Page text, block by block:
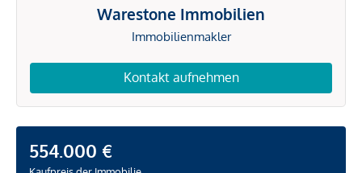
Warestone Immobilien
Immobilienmakler
Kontakt aufnehmen
554.000 €